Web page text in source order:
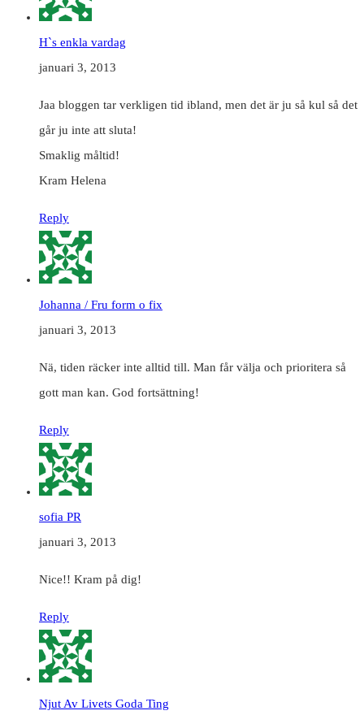
H`s enkla vardag
januari 3, 2013
Jaa bloggen tar verkligen tid ibland, men det är ju så kul så det
går ju inte att sluta!
Smaklig måltid!
Kram Helena
Reply
Johanna / Fru form o fix
januari 3, 2013
Nä, tiden räcker inte alltid till. Man får välja och prioritera så
gott man kan. God fortsättning!
Reply
sofia PR
januari 3, 2013
Nice!! Kram på dig!
Reply
Njut Av Livets Goda Ting